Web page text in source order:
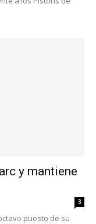
y mantiene
3
puesto de su